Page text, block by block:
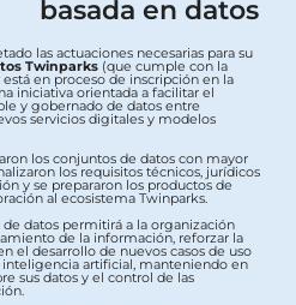
basada en datos
las actuaciones necesarias para su
Twinparks (que cumple con la
en proceso de inscripción en la
iniciativa orientada a facilitar el
y gobernado de datos entre
servicios digitales y modelos
los conjuntos de datos con mayor
los requisitos técnicos, jurídicos
y se prepararon los productos de
al ecosistema Twinparks.
datos permitirá a la organización
de la información, reforzar la
el desarrollo de nuevos casos de uso
inteligencia artificial, manteniendo en
sus datos y el control de las